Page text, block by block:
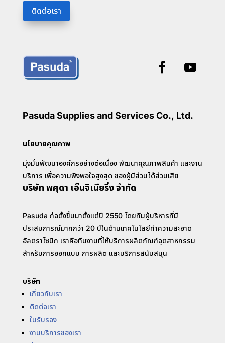
ติดต่อเรา
Pasuda Supplies and Services Co., Ltd.
นโยบายคุณภาพ
มุ่งมั่นพัฒนาองค์กรอย่างต่อเนื่อง พัฒนาคุณภาพสินค้า และงาน
บริการ เพื่อความพึงพอใจสูงสุด ของผู้มีส่วนได้ส่วนเสีย
บริษัท พศุดา เอ็นจิเนียริ่ง จำกัด
Pasuda ก่อตั้งขึ้นมาตั้งแต่ปี 2550 โดยทีมผู้บริหารที่มี
ประสบการณ์มากกว่า 20 ปีในด้านเทคโนโลยีทำความสะอาด
อัลตราโซนิก เราคือทีมงานที่ให้บริการผลิตภัณฑ์อุตสาหกรรม
สำหรับการออกแบบ การผลิต และบริการสนับสนุน
บริษัท
เกี่ยวกับเรา
ติดต่อเรา
ใบรับรอง
งานบริการของเรา